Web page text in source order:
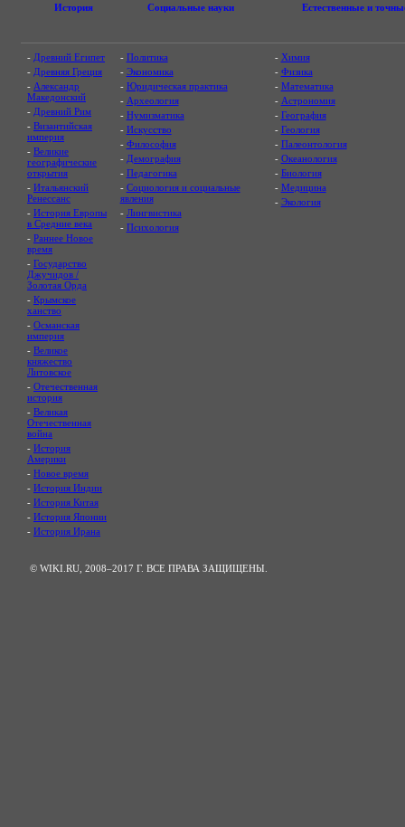
История Социальные науки Естественные и
- Древний Египет
- Древняя Греция
- Александр
Македонский
- Древний Рим
- Византийская
империя
- Великие
географические
открытия
- Итальянский
Ренессанс
- История Европы
в Средние века
- Раннее Новое
время
- Государство
Джучидов /
Золотая Орда
- Крымское
ханство
- Османская
империя
- Великое
княжество
Литовское
- Отечественная
история
- Великая
Отечественная
война
- История
Америки
- Новое время
- История Индии
- История Китая
- История Японии
- История Ирана
- Политика
- Экономика
- Юридическая практика
- Археология
- Нумизматика
- Искусство
- Философия
- Демография
- Педагогика
- Социология и социальные
явления
- Лингвистика
- Психология
- Химия
- Физика
- Математика
- Астрономия
- География
- Геология
- Палеонтология
- Океанология
- Биология
- Медицина
- Экология
© WIKI.RU, 2008–2017 Г. ВСЕ ПРАВА ЗАЩИЩЕНЫ.